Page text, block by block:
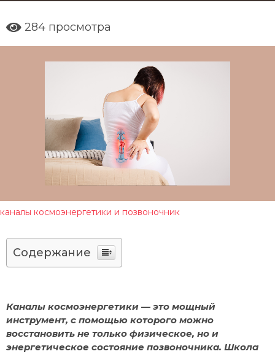
о
284 просмотра
каналы космоэнергетики и позвоночник
Содержание
Каналы космоэнергетики — это мощный
инструмент, с помощью которого можно
восстановить не только физическое, но и
энергетическое состояние позвоночника. Школа